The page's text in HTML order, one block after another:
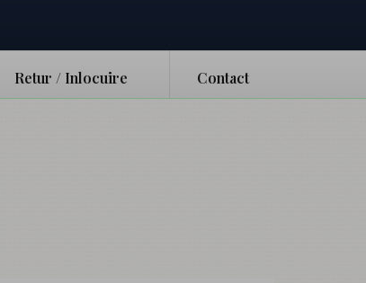
Retur / Inlocuire Contact